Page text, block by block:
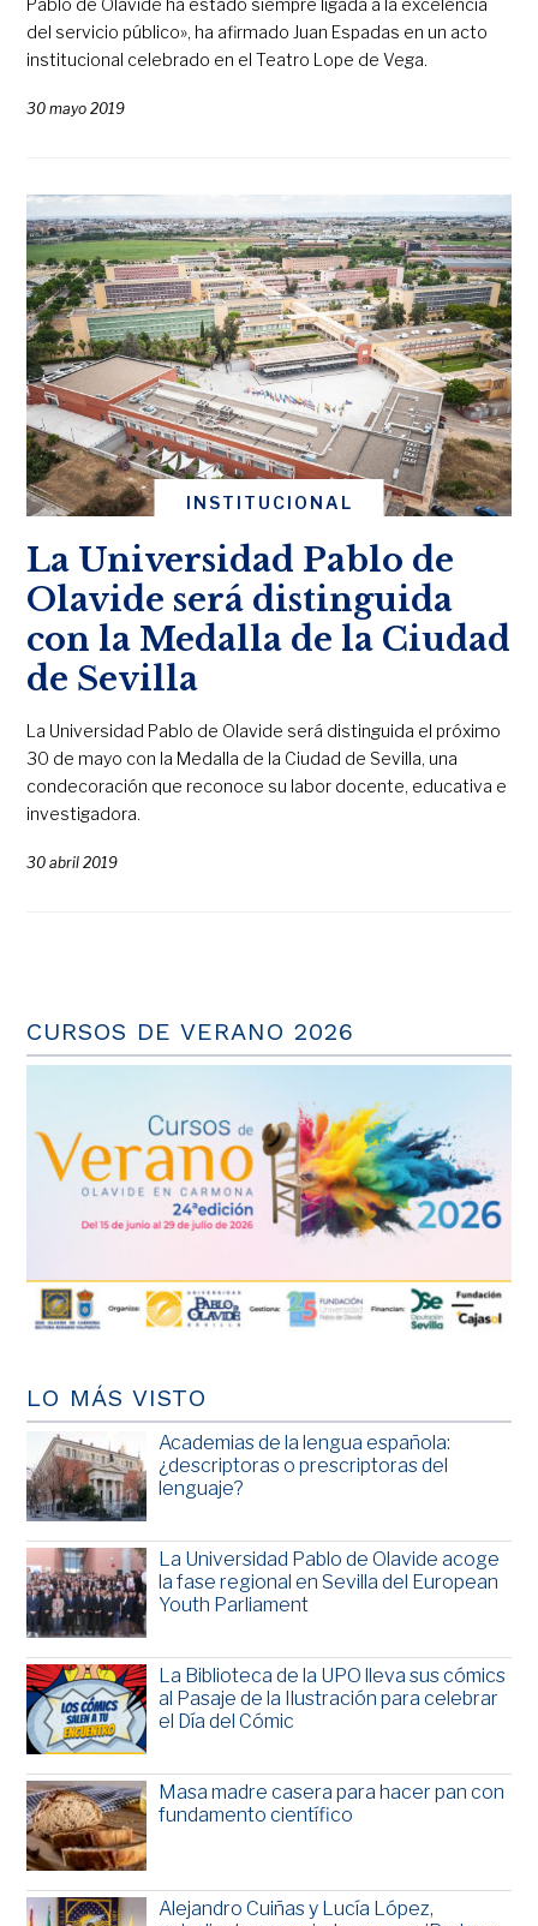
del servicio público», ha afirmado Juan Espadas en un acto
institucional celebrado en el Teatro Lope de Vega.
30 mayo 2019
INSTITUCIONAL
La Universidad Pablo de
Olavide será distinguida
con la Medalla de la Ciudad
de Sevilla
La Universidad Pablo de Olavide será distinguida el próximo
30 de mayo con la Medalla de la Ciudad de Sevilla, una
condecoración que reconoce su labor docente, educativa e
investigadora.
30 abril 2019
CURSOS DE VERANO 2026
LO MÁS VISTO
Academias de la lengua española:
¿descriptoras o prescriptoras del
lenguaje?
La Universidad Pablo de Olavide acoge
la fase regional en Sevilla del European
Youth Parliament
La Biblioteca de la UPO lleva sus cómics
al Pasaje de la Ilustración para celebrar
el Día del Cómic
Masa madre casera para hacer pan con
fundamento científico
Alejandro Cuiñas y Lucía López,